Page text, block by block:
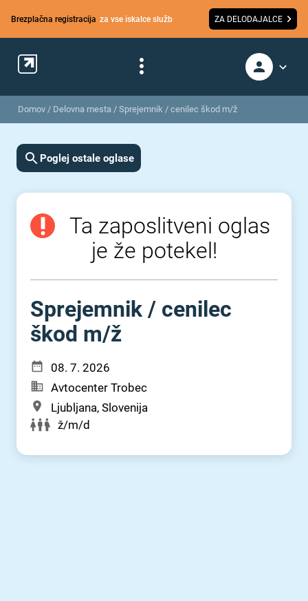
Brezplačna registracija za vse iskalce služb ZA DELODAJALCE
Domov / Delovna mesta / Sprejemnik / cenilec škod m/ž
Poglej ostale oglase
Ta zaposlitveni oglas
je že potekel!
Sprejemnik ⁠/⁠ cenilec
škod m⁠/⁠ž
08. 7. 2026
Avtocenter Trobec
Ljubljana, Slovenija
ž/m/d